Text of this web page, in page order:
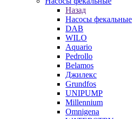
Назад
Насосы фекальные
DAB
WILO
Aquario
Pedrollo
Belamos
Джилекс
Grundfos
UNIPUMP
Millennium
Omnigena